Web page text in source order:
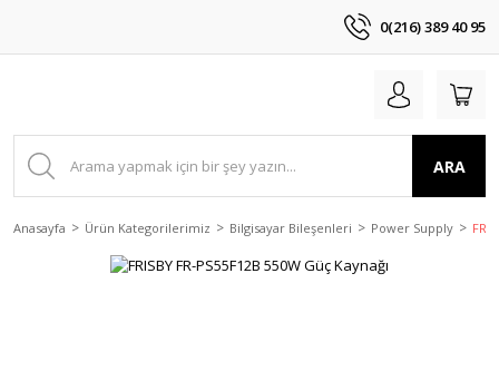
0(216) 389 40 95
ARA
Anasayfa Ürün Kategorilerimiz Bilgisayar Bileşenleri Power Supply